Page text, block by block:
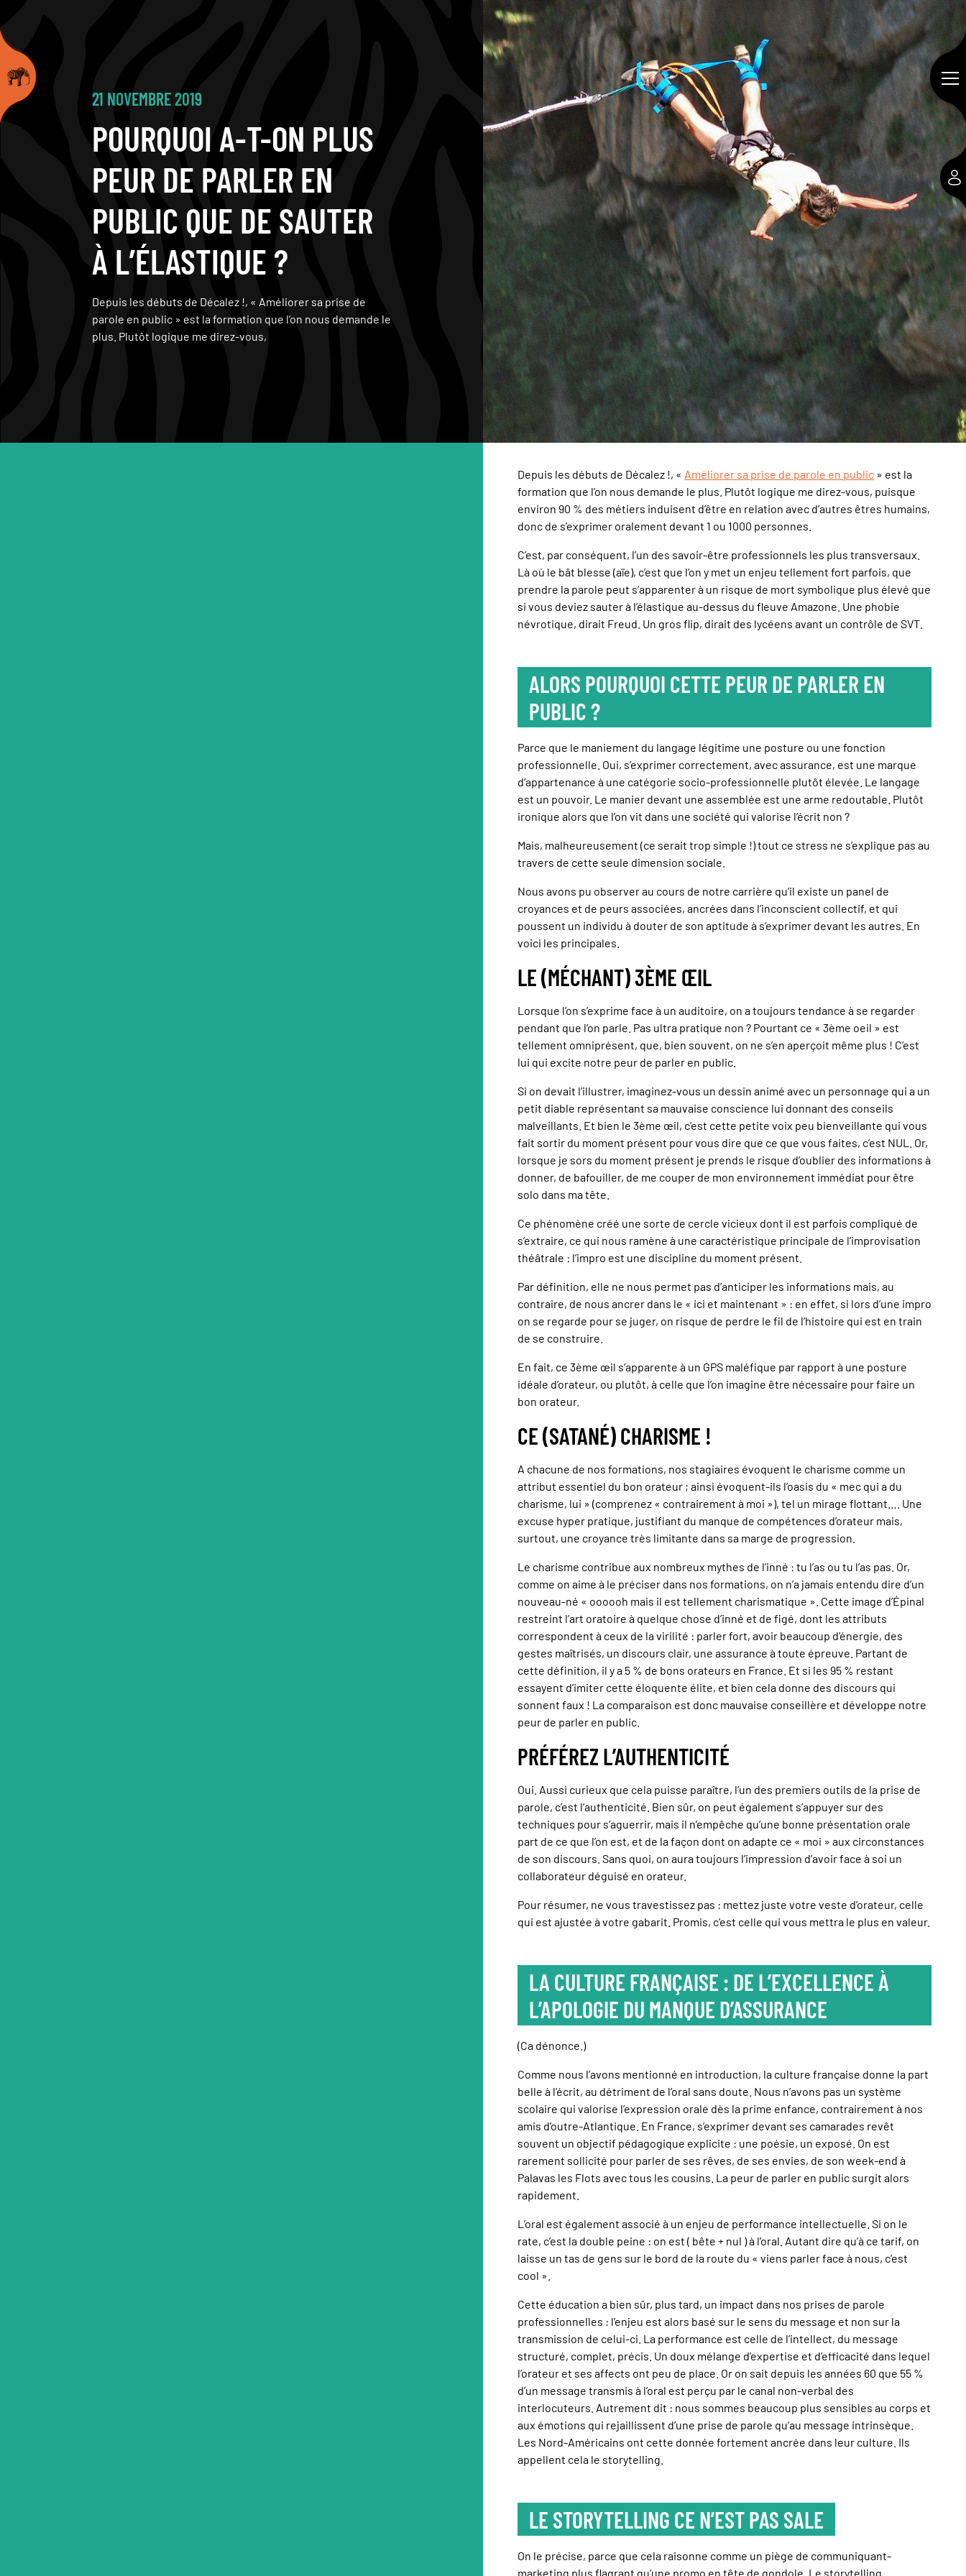
21 NOVEMBRE 2019
POURQUOI A-T-ON PLUS
PEUR DE PARLER EN
PUBLIC QUE DE SAUTER
À L’ÉLASTIQUE ?
Depuis les débuts de Décalez !, « Améliorer sa prise de
parole en public » est la formation que l’on nous demande le
plus. Plutôt logique me direz-vous,
Depuis les débuts de Décalez !, « Améliorer sa prise de parole en public » est la
formation que l’on nous demande le plus. Plutôt logique me direz-vous, puisque
environ 90 % des métiers induisent d’être en relation avec d’autres êtres humains,
donc de s’exprimer oralement devant 1 ou 1000 personnes.
C’est, par conséquent, l’un des savoir-être professionnels les plus transversaux.
Là où le bât blesse (aïe), c’est que l’on y met un enjeu tellement fort parfois, que
prendre la parole peut s’apparenter à un risque de mort symbolique plus élevé que
si vous deviez sauter à l’élastique au-dessus du fleuve Amazone. Une phobie
névrotique, dirait Freud. Un gros flip, dirait des lycéens avant un contrôle de SVT.
ALORS POURQUOI CETTE PEUR DE PARLER EN
PUBLIC ?
Parce que le maniement du langage légitime une posture ou une fonction
professionnelle. Oui, s’exprimer correctement, avec assurance, est une marque
d’appartenance à une catégorie socio-professionnelle plutôt élevée. Le langage
est un pouvoir. Le manier devant une assemblée est une arme redoutable. Plutôt
ironique alors que l’on vit dans une société qui valorise l’écrit non ?
Mais, malheureusement (ce serait trop simple !) tout ce stress ne s’explique pas au
travers de cette seule dimension sociale.
Nous avons pu observer au cours de notre carrière qu’il existe un panel de
croyances et de peurs associées, ancrées dans l’inconscient collectif, et qui
poussent un individu à douter de son aptitude à s’exprimer devant les autres. En
voici les principales.
LE (MÉCHANT) 3ÈME ŒIL
Lorsque l’on s’exprime face à un auditoire, on a toujours tendance à se regarder
pendant que l’on parle. Pas ultra pratique non ? Pourtant ce « 3ème oeil » est
tellement omniprésent, que, bien souvent, on ne s’en aperçoit même plus ! C’est
lui qui excite notre peur de parler en public.
Si on devait l’illustrer, imaginez-vous un dessin animé avec un personnage qui a un
petit diable représentant sa mauvaise conscience lui donnant des conseils
malveillants. Et bien le 3ème œil, c’est cette petite voix peu bienveillante qui vous
fait sortir du moment présent pour vous dire que ce que vous faites, c’est NUL. Or,
lorsque je sors du moment présent je prends le risque d’oublier des informations à
donner, de bafouiller, de me couper de mon environnement immédiat pour être
solo dans ma tête.
Ce phénomène créé une sorte de cercle vicieux dont il est parfois compliqué de
s’extraire, ce qui nous ramène à une caractéristique principale de l’improvisation
théâtrale : l’impro est une discipline du moment présent.
Par définition, elle ne nous permet pas d’anticiper les informations mais, au
contraire, de nous ancrer dans le « ici et maintenant » : en effet, si lors d’une impro
on se regarde pour se juger, on risque de perdre le fil de l’histoire qui est en train
de se construire.
En fait, ce 3ème œil s’apparente à un GPS maléfique par rapport à une posture
idéale d’orateur, ou plutôt, à celle que l’on imagine être nécessaire pour faire un
bon orateur.
CE (SATANÉ) CHARISME !
A chacune de nos formations, nos stagiaires évoquent le charisme comme un
attribut essentiel du bon orateur ; ainsi évoquent-ils l’oasis du « mec qui a du
charisme, lui » (comprenez « contrairement à moi »), tel un mirage flottant…. Une
excuse hyper pratique, justifiant du manque de compétences d’orateur mais,
surtout, une croyance très limitante dans sa marge de progression.
Le charisme contribue aux nombreux mythes de l’inné : tu l’as ou tu l’as pas. Or,
comme on aime à le préciser dans nos formations, on n’a jamais entendu dire d’un
nouveau-né « oooooh mais il est tellement charismatique ». Cette image d’Épinal
restreint l’art oratoire à quelque chose d’inné et de figé, dont les attributs
correspondent à ceux de la virilité : parler fort, avoir beaucoup d’énergie, des
gestes maîtrisés, un discours clair, une assurance à toute épreuve. Partant de
cette définition, il y a 5 % de bons orateurs en France. Et si les 95 % restant
essayent d’imiter cette éloquente élite, et bien cela donne des discours qui
sonnent faux ! La comparaison est donc mauvaise conseillère et développe notre
peur de parler en public.
PRÉFÉREZ L’AUTHENTICITÉ
Oui. Aussi curieux que cela puisse paraître, l’un des premiers outils de la prise de
parole, c’est l’authenticité. Bien sûr, on peut également s’appuyer sur des
techniques pour s’aguerrir, mais il n’empêche qu’une bonne présentation orale
part de ce que l’on est, et de la façon dont on adapte ce « moi » aux circonstances
de son discours. Sans quoi, on aura toujours l’impression d’avoir face à soi un
collaborateur déguisé en orateur.
Pour résumer, ne vous travestissez pas : mettez juste votre veste d’orateur, celle
qui est ajustée à votre gabarit. Promis, c’est celle qui vous mettra le plus en valeur.
LA CULTURE FRANÇAISE : DE L’EXCELLENCE À
L’APOLOGIE DU MANQUE D’ASSURANCE
(Ca dénonce.)
Comme nous l’avons mentionné en introduction, la culture française donne la part
belle à l’écrit, au détriment de l’oral sans doute. Nous n’avons pas un système
scolaire qui valorise l’expression orale dès la prime enfance, contrairement à nos
amis d’outre-Atlantique. En France, s’exprimer devant ses camarades revêt
souvent un objectif pédagogique explicite : une poésie, un exposé. On est
rarement sollicité pour parler de ses rêves, de ses envies, de son week-end à
Palavas les Flots avec tous les cousins. La peur de parler en public surgit alors
rapidement.
L’oral est également associé à un enjeu de performance intellectuelle. Si on le
rate, c’est la double peine : on est ( bête + nul ) à l’oral. Autant dire qu’à ce tarif, on
laisse un tas de gens sur le bord de la route du « viens parler face à nous, c’est
cool ».
Cette éducation a bien sûr, plus tard, un impact dans nos prises de parole
professionnelles : l’enjeu est alors basé sur le sens du message et non sur la
transmission de celui-ci. La performance est celle de l’intellect, du message
structuré, complet, précis. Un doux mélange d’expertise et d’efficacité dans lequel
l’orateur et ses affects ont peu de place. Or on sait depuis les années 60 que 55 %
d’un message transmis à l’oral est perçu par le canal non-verbal des
interlocuteurs. Autrement dit : nous sommes beaucoup plus sensibles au corps et
aux émotions qui rejaillissent d’une prise de parole qu’au message intrinsèque.
Les Nord-Américains ont cette donnée fortement ancrée dans leur culture. Ils
appellent cela le storytelling.
LE STORYTELLING CE N’EST PAS SALE
On le précise, parce que cela raisonne comme un piège de communiquant-
marketing plus flagrant qu’une promo en tête de gondole. Le storytelling